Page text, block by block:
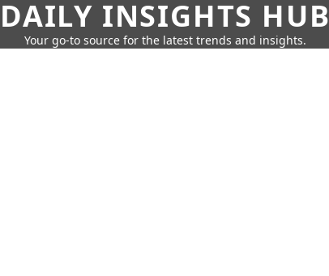
DAILY INSIGHTS HUB
Your go-to source for the latest trends and insights.